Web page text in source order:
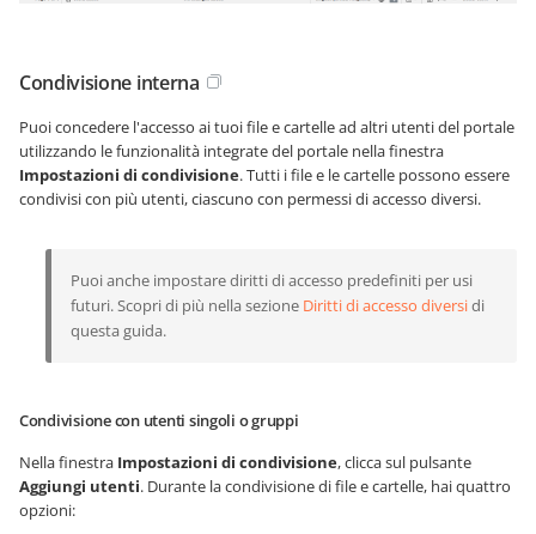
Condivisione interna
Puoi concedere l'accesso ai tuoi file e cartelle ad altri utenti del portale
utilizzando le funzionalità integrate del portale nella finestra
Impostazioni di condivisione. Tutti i file e le cartelle possono essere
condivisi con più utenti, ciascuno con permessi di accesso diversi.
Puoi anche impostare diritti di accesso predefiniti per usi
futuri. Scopri di più nella sezione Diritti di accesso diversidi
questa guida.
Condivisione con utenti singoli o gruppi
Nella finestra Impostazioni di condivisione, clicca sul pulsante
Aggiungi utenti. Durante la condivisione di file e cartelle, hai quattro
opzioni: